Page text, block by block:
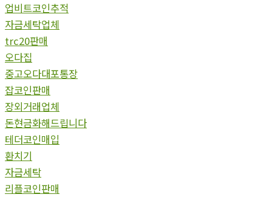
업비트코인추적
자금세탁업체
trc20판매
오다집
중고오다대포통장
잡코인판매
장외거래업체
돈현금화해드립니다
테더코인매입
환치기
자금세탁
리플코인판매